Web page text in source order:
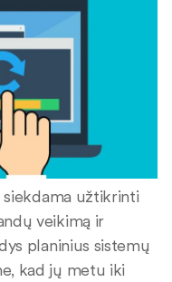
siekdama užtikrinti
veikimą ir
planinius sistemų
kad jų metu iki